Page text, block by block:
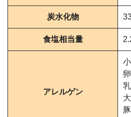
炭水化物
食塩相当量
アレルゲン
卵